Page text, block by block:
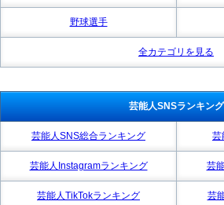
野球選手
全カテゴリを見る
芸能人SNSランキング
芸能人SNS総合ランキング 芸
芸能人Instagramランキング 芸
芸能人TikTokランキング 芸